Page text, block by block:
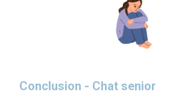
Conclusion - Chat senior